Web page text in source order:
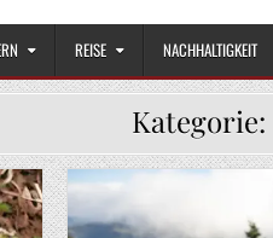
REISE NACHHALTIGKEIT
Kategorie:
Posted in